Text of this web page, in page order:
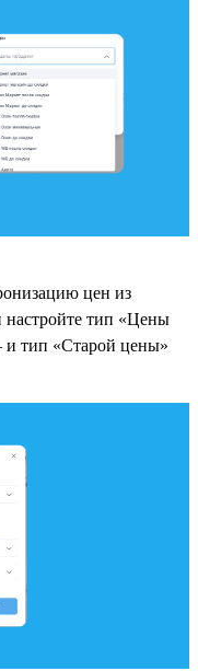
цен из
тип «Цены
тип «Старой цены»